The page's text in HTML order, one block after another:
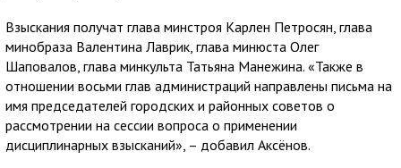
Взыскания получат глава минстроя Карлен Петросян, глава
минобраза Валентина Лаврик, глава минюста Олег
Шаповалов, глава минкульта Татьяна Манежина. «Также в
отношении восьми глав администраций направлены письма на
имя председателей городских и районных советов о
рассмотрении на сессии вопроса о применении
дисциплинарных взысканий», – добавил Аксёнов.